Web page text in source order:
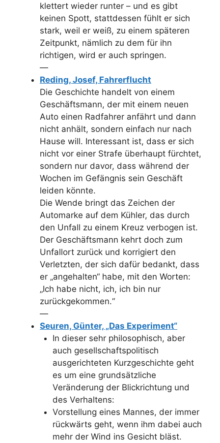
klettert wieder runter – und es gibt
keinen Spott, stattdessen fühlt er sich
stark, weil er weiß, zu einem späteren
Zeitpunkt, nämlich zu dem für ihn
richtigen, wird er auch springen.
—
Reding, Josef, Fahrerflucht
Die Geschichte handelt von einem
Geschäftsmann, der mit einem neuen
Auto einen Radfahrer anfährt und dann
nicht anhält, sondern einfach nur nach
Hause will. Interessant ist, dass er sich
nicht vor einer Strafe überhaupt fürchtet,
sondern nur davor, dass während der
Wochen im Gefängnis sein Geschäft
leiden könnte.
Die Wende bringt das Zeichen der
Automarke auf dem Kühler, das durch
den Unfall zu einem Kreuz verbogen ist.
Der Geschäftsmann kehrt doch zum
Unfallort zurück und korrigiert den
Verletzten, der sich dafür bedankt, dass
er „angehalten“ habe, mit den Worten:
„Ich habe nicht, ich, ich bin nur
zurückgekommen.“
—
Seuren, Günter, „Das Experiment“
In dieser sehr philosophisch, aber
auch gesellschaftspolitisch
ausgerichteten Kurzgeschichte geht
es um eine grundsätzliche
Veränderung der Blickrichtung und
des Verhaltens:
Vorstellung eines Mannes, der immer
rückwärts geht, wenn ihm dabei auch
mehr der Wind ins Gesicht bläst.